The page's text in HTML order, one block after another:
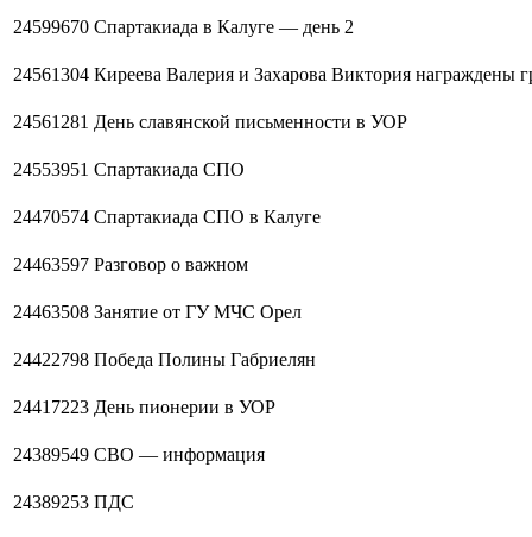
24599670 Спартакиада в Калуге — день 2
24561304 Киреева Валерия и Захарова Виктория награждены
24561281 День славянской письменности в УОР
24553951 Спартакиада СПО
24470574 Спартакиада СПО в Калуге
24463597 Разговор о важном
24463508 Занятие от ГУ МЧС Орел
24422798 Победа Полины Габриелян
24417223 День пионерии в УОР
24389549 СВО — информация
24389253 ПДС